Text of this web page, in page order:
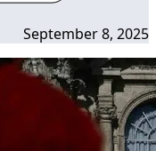
September 8, 2025